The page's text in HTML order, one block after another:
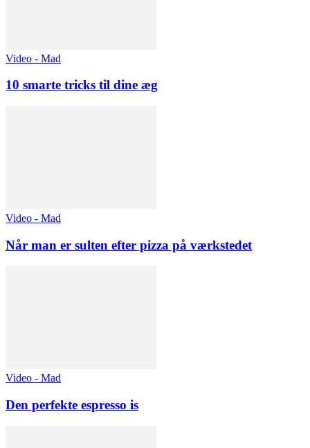
Video - Mad
10 smarte tricks til dine æg
Video - Mad
Når man er sulten efter pizza på værkstedet
Video - Mad
Den perfekte espresso is